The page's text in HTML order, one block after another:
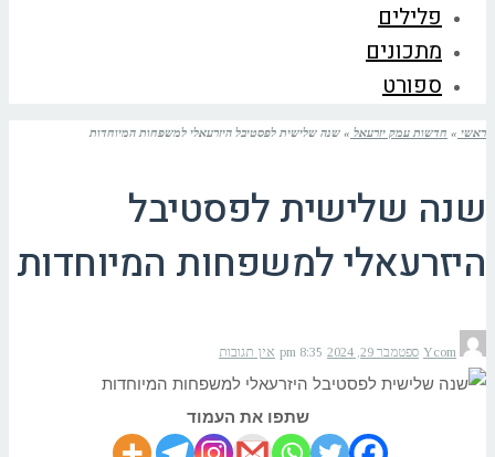
פלילים
מתכונים
ספורט
ראשי » חדשות עמק יזרעאל » שנה שלישית לפסטיבל היזרעאלי למשפחות המיוחדות
שנה שלישית לפסטיבל
היזרעאלי למשפחות המיוחדות
Ycom ספטמבר 29, 2024 8:35 pm אין תגובות
שתפו את העמוד